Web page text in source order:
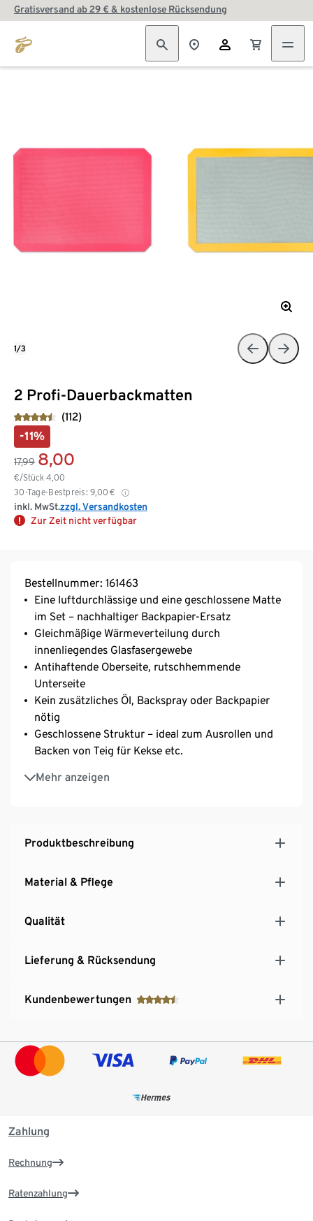
Gratisversand ab 29 € & kostenlose Rücksendung
2 Profi-Dauerbackmatten
(112)
-11%
17,99 8,00
€/Stück 4,00
30-Tage-Bestpreis: 9,00 €
inkl. MwSt.zzgl. Versandkosten
Zur Zeit nicht verfügbar
1/3
Bestellnummer: 161463
Eine luftdurchlässige und eine geschlossene Matte
im Set – nachhaltiger Backpapier-Ersatz
Gleichmäßige Wärmeverteilung durch
innenliegendes Glasfasergewebe
Antihaftende Oberseite, rutschhemmende
Unterseite
Kein zusätzliches Öl, Backspray oder Backpapier
nötig
Geschlossene Struktur – ideal zum Ausrollen und
Backen von Teig für Kekse etc.
Mehr anzeigen
Luftdurchlässige Matte – ideale Luftzirkulation für
Pizza, knusprige Brötchen etc.
Produktbeschreibung
Material & Pflege
Qualität
Lieferung & Rücksendung
Kundenbewertungen
Zahlung
Rechnung
Ratenzahlung